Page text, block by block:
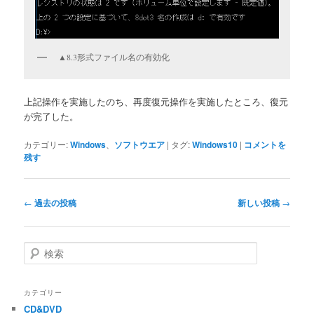
▲8.3形式ファイル名の有効化
上記操作を実施したのち、再度復元操作を実施したところ、復元
が完了した。
カテゴリー:Windows ソフトウエア | タグ:Windows10 | コメントを
残す
投
ナ
ビ
ゲ
シ
ョ
← 過去の投稿 新しい投稿 →
検
索
カテゴリー
CD&DVD